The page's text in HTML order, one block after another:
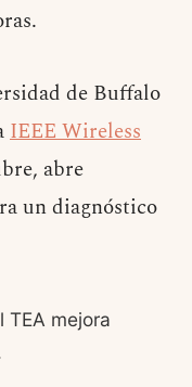
de Buffalo
IEEE Wireless
abre
un diagnóstico
mejora